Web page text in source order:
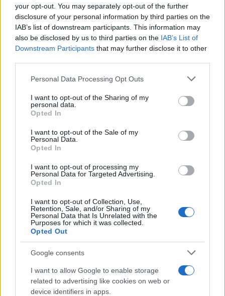
your opt-out. You may separately opt-out of the further
disclosure of your personal information by third parties on the
IAB’s list of downstream participants. This information may
also be disclosed by us to third parties on the IAB’s List of
Downstream Participants that may further disclose it to other
Please note that this website/app uses one or more Google
not limited to your visit or usage behaviour. You may click to
grant or deny consent to Google and its third-party tags to
use your data for below specified purposes in below Google
consent section.
Personal Data Processing Opt Outs
I want to opt-out of the Sharing of my
personal data.
Opted In
I want to opt-out of the Sale of my
Personal Data.
Opted In
I want to opt-out of processing my
Personal Data for Targeted Advertising.
Opted In
I want to opt-out of Collection, Use,
Retention, Sale, and/or Sharing of my
Personal Data that Is Unrelated with the
Purposes for which it was collected.
Opted Out
Google consents
I want to allow Google to enable storage
related to advertising like cookies on web or
device identifiers in apps.
Continua a leggere
FUTURE